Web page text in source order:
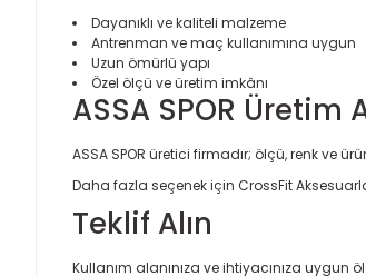
Dayanıklı ve kaliteli malzeme
Antrenman ve maç kullanımına uygun
Uzun ömürlü yapı
Özel ölçü ve üretim imkânı
ASSA SPOR Üretim
ASSA SPOR üretici firmadır; ölçü, renk ve
Daha fazla seçenek için CrossFit
Teklif Alın
Kullanım alanınıza ve ihtiyacınıza uygun